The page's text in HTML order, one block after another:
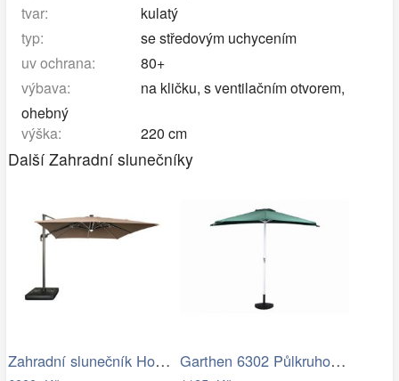
tvar:
kulatý
typ:
se středovým uchycením
uv ochrana:
80+
výbava:
na kličku, s ventilačním otvorem,
ohebný
výška:
220 cm
Další Zahradní slunečníky
Zahradní slunečník Houseland Vexon s… Garthen 6302 Půlkruhový zahradní…